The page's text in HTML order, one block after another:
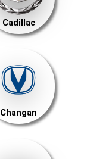
Cadillac
Changan